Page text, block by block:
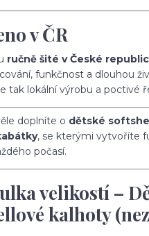
v ČR
ručně šité v České
funkčnost a dlouhou
tak lokální výrobu a poctivé
doplníte o dětské
, se kterými vytvoříte
počasí.
velikostí –
kalhoty